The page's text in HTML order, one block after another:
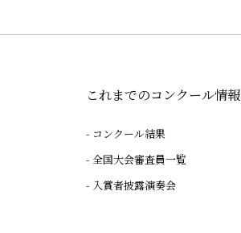
これまでのコンクール情報
コンクール結果
全国大会審査員一覧
入賞者披露演奏会